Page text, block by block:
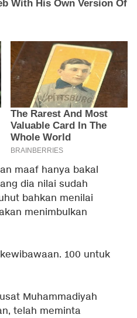
maaf hanya bakal
dia nilai sudah
bahkan menilai
menimbulkan
100 untuk
Muhammadiyah
telah meminta